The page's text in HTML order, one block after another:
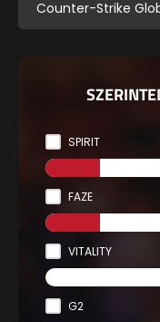
Counter-Strike
SPIRIT
FAZE
VITALITY
G2